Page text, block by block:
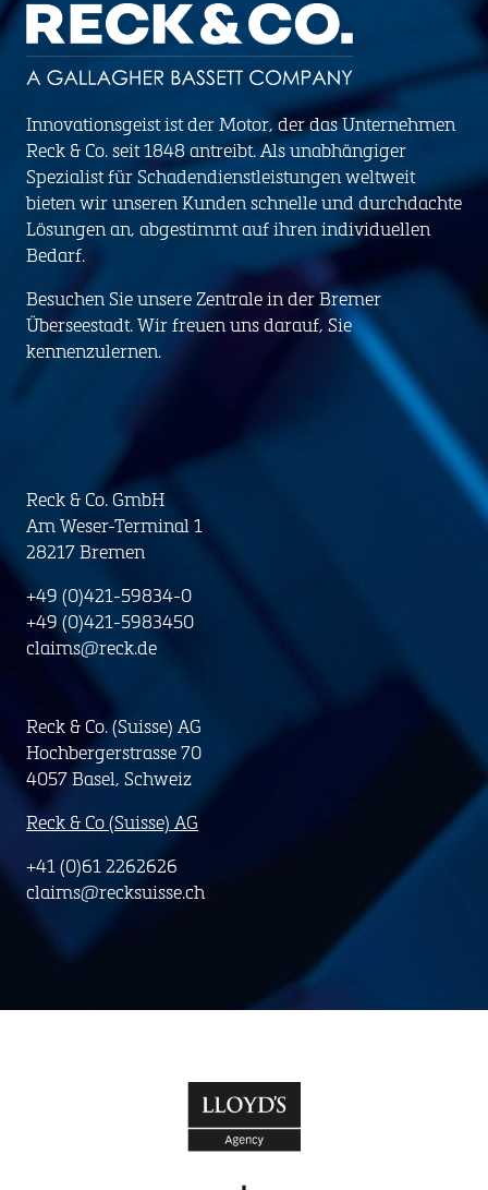
Innovationsgeist ist der Motor, der das Unternehmen
Reck & Co. seit 1848 antreibt. Als unabhängiger
Spezialist für Schadendienstleistungen weltweit
bieten wir unseren Kunden schnelle und durchdachte
Lösungen an, abgestimmt auf ihren individuellen
Bedarf.
Besuchen Sie unsere Zentrale in der Bremer
Überseestadt. Wir freuen uns darauf, Sie
kennenzulernen.
Reck & Co. GmbH
Am Weser-Terminal 1
28217 Bremen
+49 (0)421-59834-0
+49 (0)421-5983450
claims@reck.de
Reck & Co. (Suisse) AG
Hochbergerstrasse 70
4057 Basel, Schweiz
Reck & Co (Suisse) AG
+41 (0)61 2262626
claims@recksuisse.ch